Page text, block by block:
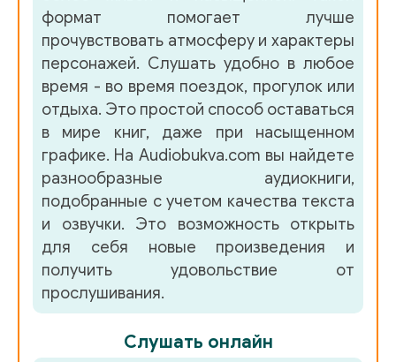
046.
047_Глава 20
048
050
052_Глава 22
формат помогает лучше
прочувствовать атмосферу и характеры
персонажей. Слушать удобно в любое
время - во время поездок, прогулок или
отдыха. Это простой способ оставаться
в мире книг, даже при насыщенном
графике. На Audiobukva.com вы найдете
разнообразные аудиокниги,
подобранные с учетом качества текста
и озвучки. Это возможность открыть
для себя новые произведения и
получить удовольствие от
прослушивания.
Слушать онлайн